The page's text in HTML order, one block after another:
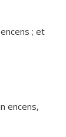
; et
encens,